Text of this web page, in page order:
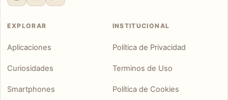
EXPLORAR
Aplicaciones
Curiosidades
Smartphones
INSTITUCIONAL
Política de Privacidad
Terminos de Uso
Política de Cookies